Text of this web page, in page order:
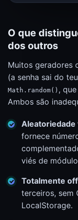
O que
dos outros
Muitos geradores
(a senha sai do
Math.random() ,
Ambos são
Aleatoriedade
fornece
viés de
Totalmente
terceiros, sem
LocalStorage.